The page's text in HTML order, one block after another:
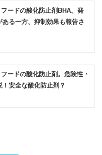
ードの酸化防止剤BHA。発
ある一方、抑制効果も報告さ
ードの酸化防止剤。危険性・
安全な酸化防止剤？